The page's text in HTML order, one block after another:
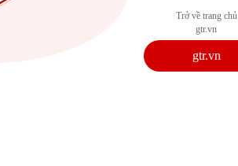
Trở về trang chủ
gtr.vn
gtr.vn